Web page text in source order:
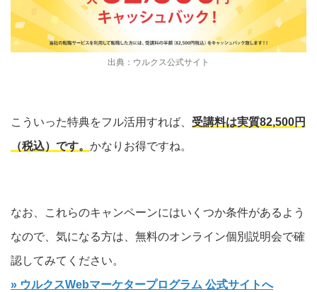
出典：ウルクス公式サイト
こういった特典をフル活用すれば、 受講料は実質82,500円
（税込）です。 かなりお得ですね。
なお、これらのキャンペーンにはいくつか条件があるよう
なので、気になる方は、無料のオンライン個別説明会で確
認してみてください。
» ウルクスWebマーケタープログラム 公式サイトへ